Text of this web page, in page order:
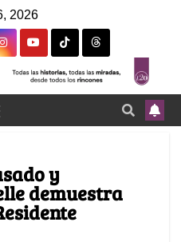
2026
y
demuestra